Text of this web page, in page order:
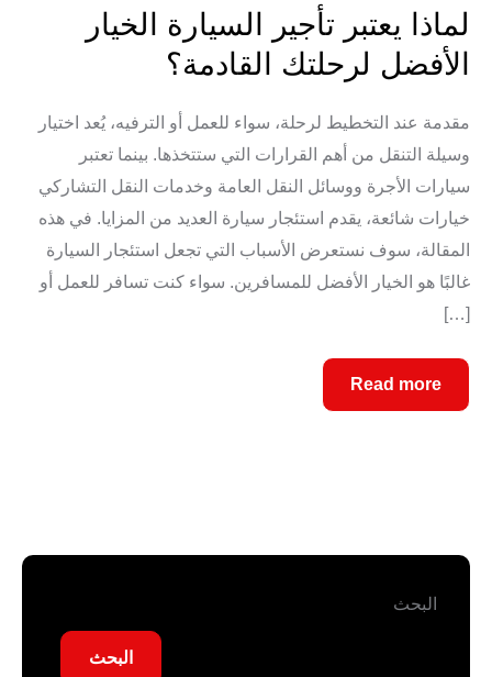
لماذا يعتبر تأجير السيارة الخيار
الأفضل لرحلتك القادمة؟
مقدمة عند التخطيط لرحلة، سواء للعمل أو الترفيه، يُعد اختيار
وسيلة التنقل من أهم القرارات التي ستتخذها. بينما تعتبر
سيارات الأجرة ووسائل النقل العامة وخدمات النقل التشاركي
خيارات شائعة، يقدم استئجار سيارة العديد من المزايا. في هذه
المقالة، سوف نستعرض الأسباب التي تجعل استئجار السيارة
غالبًا هو الخيار الأفضل للمسافرين. سواء كنت تسافر للعمل أو
[…]
Read more
البحث
البحث